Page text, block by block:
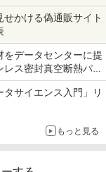
かける偽通販サイト
をデータセンターに提
ス密封真空断熱パネ
サイエンス入門」リ
もっと見る